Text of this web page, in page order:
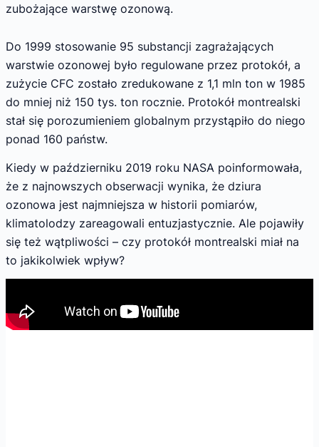
zubożające warstwę ozonową.
Do 1999 stosowanie 95 substancji zagrażających
warstwie ozonowej było regulowane przez protokół, a
zużycie CFC zostało zredukowane z 1,1 mln ton w 1985
do mniej niż 150 tys. ton rocznie. Protokół montrealski
stał się porozumieniem globalnym przystąpiło do niego
ponad 160 państw.
Kiedy w październiku 2019 roku NASA poinformowała,
że z najnowszych obserwacji wynika, że dziura
ozonowa jest najmniejsza w historii pomiarów,
klimatolodzy zareagowali entuzjastycznie. Ale pojawiły
się też wątpliwości – czy protokół montrealski miał na
to jakikolwiek wpływ?